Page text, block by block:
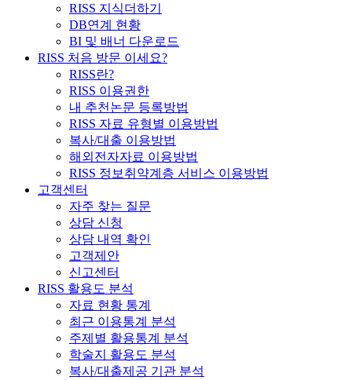
RISS 지식더하기
DB연계 현황
BI 및 배너 다운로드
RISS 처음 방문 이세요?
RISS란?
RISS 이용권한
내 추천논문 등록방법
RISS 자료 유형별 이용방법
복사/대출 이용방법
해외전자자료 이용방법
RISS 정보취약계층 서비스 이용방법
고객센터
자주 찾는 질문
상담 신청
상담 내역 확인
고객제안
신고센터
RISS 활용도 분석
자료 현황 통계
최근 이용통계 분석
주제별 활용통계 분석
학술지 활용도 분석
복사/대출제공 기관 분석